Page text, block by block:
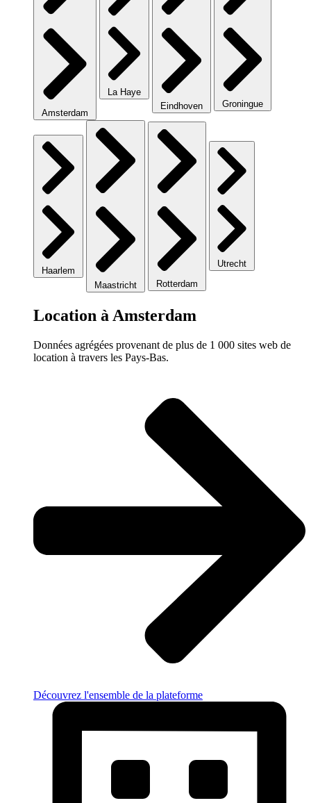
Amsterdam
La Haye
Eindhoven
Groningue
Haarlem
Maastricht
Rotterdam
Utrecht
Location à Amsterdam
Données agrégées provenant de plus de 1 000 sites web de
location à travers les Pays-Bas.
Découvrez l'ensemble de la plateforme